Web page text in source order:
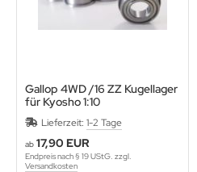
Gallop 4WD /16 ZZ Kugellager
für Kyosho 1:10
Lieferzeit: 1-2 Tage
ab 17,90 EUR
Endpreis nach § 19 UStG. zzgl.
Versandkosten